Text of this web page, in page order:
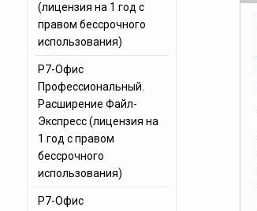
(лицензия на 1 год с
правом бессрочного
использования)
Р7-Офис
Профессиональный.
Расширение Файл-
Экспресс (лицензия на
1 год с правом
бессрочного
использования)
Р7-Офис